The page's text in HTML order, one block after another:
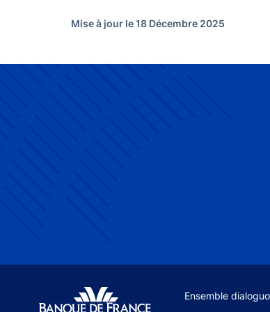
Mise à jour le 18 Décembre 2025
Site navigation
Ensemble